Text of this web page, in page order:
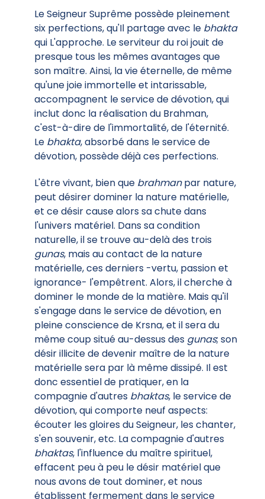
Le Seigneur Suprême possède pleinement
six perfections, qu'Il partage avec le bhakta
qui L'approche. Le serviteur du roi jouit de
presque tous les mêmes avantages que
son maître. Ainsi, la vie éternelle, de même
qu'une joie immortelle et intarissable,
accompagnent le service de dévotion, qui
inclut donc la réalisation du Brahman,
c'est-à-dire de l'immortalité, de l'éternité.
Le bhakta, absorbé dans le service de
dévotion, possède déjà ces perfections.
L'être vivant, bien que brahmanpar nature,
peut désirer dominer la nature matérielle,
et ce désir cause alors sa chute dans
l'univers matériel. Dans sa condition
naturelle, il se trouve au-delà des trois
gunas, mais au contact de la nature
matérielle, ces derniers -vertu, passion et
ignorance- l'empêtrent. Alors, il cherche à
dominer le monde de la matière. Mais qu'il
s'engage dans le service de dévotion, en
pleine conscience de Krsna, et il sera du
même coup situé au-dessus des gunas; son
désir illicite de devenir maître de la nature
matérielle sera par là même dissipé. Il est
donc essentiel de pratiquer, en la
compagnie d'autres bhaktas, le service de
dévotion, qui comporte neuf aspects:
écouter les gloires du Seigneur, les chanter,
s'en souvenir, etc. La compagnie d'autres
bhaktas, l'influence du maître spirituel,
effacent peu à peu le désir matériel que
nous avons de tout dominer, et nous
établissent fermement dans le service